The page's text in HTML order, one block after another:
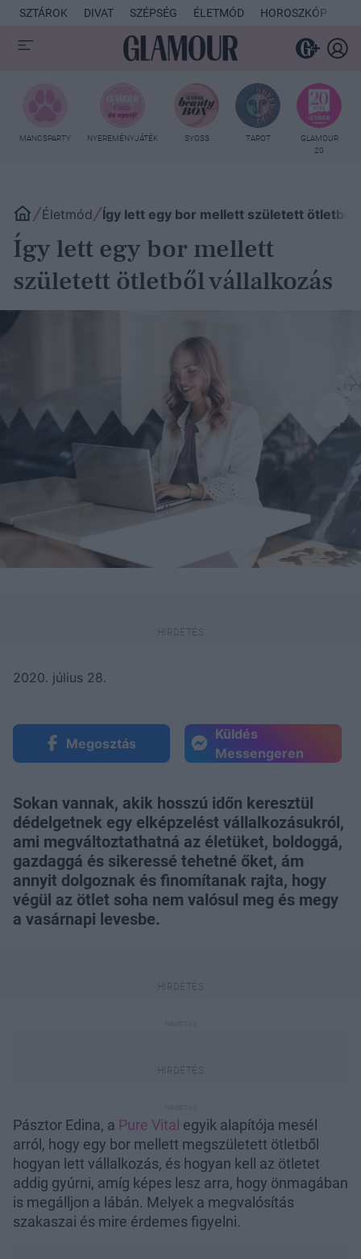
SZTÁROK DIVAT SZÉPSÉG ÉLETMÓD HOROSZKÓP
MANCSPARTY NYEREMÉNYJÁTÉK SYOSS TAROT
GLAMOUR
20
Életmód Így lett egy bor mellett született ötletből
Így lett egy bor mellett
született ötletből vállalkozás
2020. július 28.
Megosztás
Küldés
Messengeren
Sokan vannak, akik hosszú időn keresztül
dédelgetnek egy elképzelést vállalkozásukról,
ami megváltoztathatná az életüket, boldoggá,
gazdaggá és sikeressé tehetné őket, ám
annyit dolgoznak és finomítanak rajta, hogy
végül az ötlet soha nem valósul meg és megy
a vasárnapi levesbe.
Pásztor Edina, a Pure Vital egyik alapítója mesél
arról, hogy egy bor mellett megszületett ötletből
hogyan lett vállalkozás, és hogyan kell az ötletet
addig gyúrni, amíg képes lesz arra, hogy önmagában
is megálljon a lábán. Melyek a megvalósítás
szakaszai és mire érdemes figyelni.